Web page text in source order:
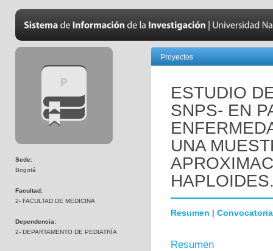
Sede:
Bogotá
Facultad:
2- FACULTAD DE MEDICINA
Dependencia:
2- DEPARTAMENTO DE PEDIATRÍA
Proyectos
ESTUDIO
SNPS- EN
UNA
Resumen | Convocatoria
Resumen